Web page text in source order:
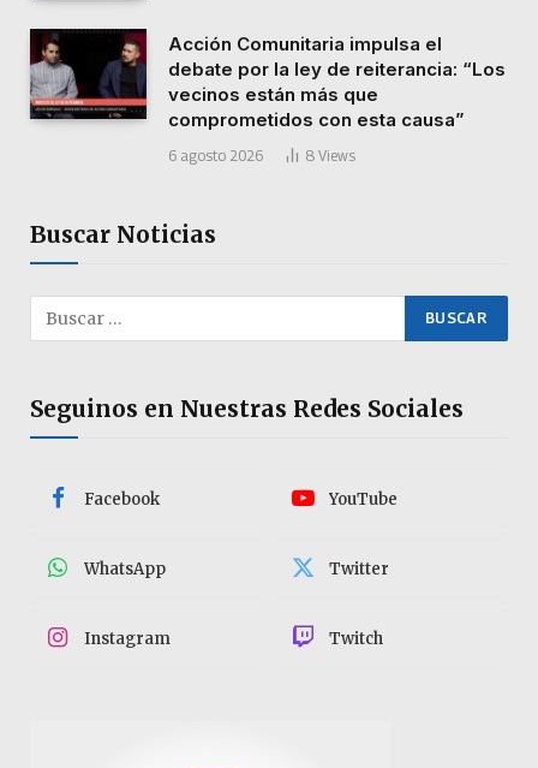
Acción Comunitaria impulsa el
debate por la ley de reiterancia: “Los
vecinos están más que
comprometidos con esta causa”
6 agosto 2026 8 Views
Buscar Noticias
Seguinos en Nuestras Redes Sociales
Facebook YouTube
WhatsApp Twitter
Instagram Twitch